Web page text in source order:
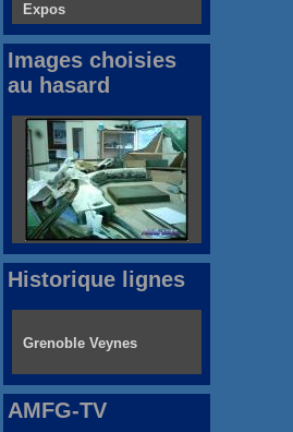
Expos
Images choisies
au hasard
Historique lignes
Grenoble Veynes
AMFG-TV